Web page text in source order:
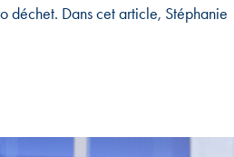
déchet. Dans cet article, Stéphanie